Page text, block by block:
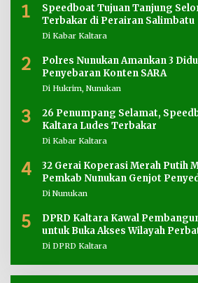
1
Speedboat Tujuan Tanjung
Terbakar di Perairan Salimbatu
Di Kabar Kaltara
2
Polres Nunukan Amankan 3
Penyebaran Konten SARA
Di Hukrim, Nunukan
3
26 Penumpang Selamat,
Kaltara Ludes Terbakar
Di Kabar Kaltara
4
32 Gerai Koperasi Merah Putih
Pemkab Nunukan Genjot
Di Nunukan
5
DPRD Kaltara Kawal
untuk Buka Akses Wilayah
Di DPRD Kaltara